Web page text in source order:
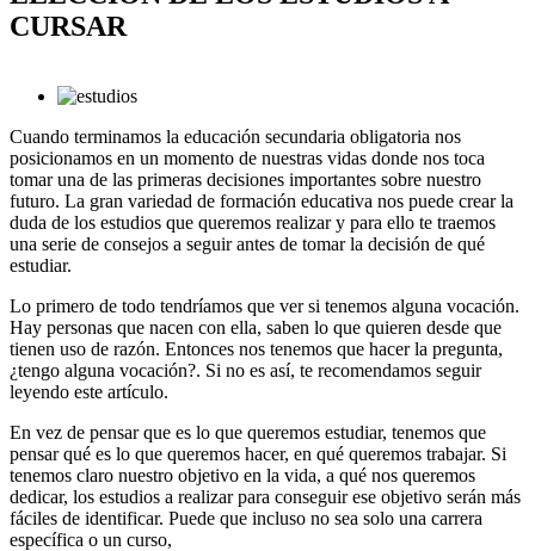
CURSAR
Cuando terminamos la educación secundaria obligatoria nos
posicionamos en un momento de nuestras vidas donde nos toca
tomar una de las primeras decisiones importantes sobre nuestro
futuro. La gran variedad de formación educativa nos puede crear la
duda de los estudios que queremos realizar y para ello te traemos
una serie de consejos a seguir antes de tomar la decisión de qué
estudiar.
Lo primero de todo tendríamos que ver si tenemos alguna vocación.
Hay personas que nacen con ella, saben lo que quieren desde que
tienen uso de razón. Entonces nos tenemos que hacer la pregunta,
¿tengo alguna vocación?. Si no es así, te recomendamos seguir
leyendo este artículo.
En vez de pensar que es lo que queremos estudiar, tenemos que
pensar qué es lo que queremos hacer, en qué queremos trabajar. Si
tenemos claro nuestro objetivo en la vida, a qué nos queremos
dedicar, los estudios a realizar para conseguir ese objetivo serán más
fáciles de identificar. Puede que incluso no sea solo una carrera
específica o un curso,